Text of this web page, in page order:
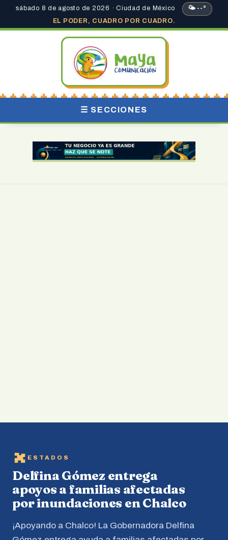
sábado 8 de agosto de 2026 · Ciudad de México
🌤 --°
EL PODER, CUADRO POR CUADRO.
☰ SECCIONES
ESTADOS
Delfina Gómez entrega
apoyos a familias afectadas
por inundaciones en Chalco
¡Apoyando a Chalco! La Gobernadora Delfina